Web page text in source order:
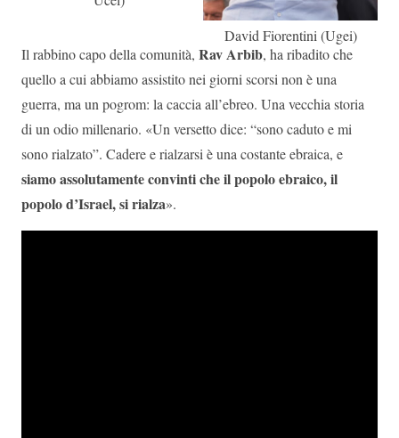
David Fiorentini (Ugei)
Il rabbino capo della comunità, Rav Arbib, ha ribadito che
quello a cui abbiamo assistito nei giorni scorsi non è una
guerra, ma un pogrom: la caccia all’ebreo. Una vecchia storia
di un odio millenario. «Un versetto dice: “sono caduto e mi
sono rialzato”. Cadere e rialzarsi è una costante ebraica, e
siamo assolutamente convinti che il popolo ebraico, il
popolo d’Israel, si rialza».